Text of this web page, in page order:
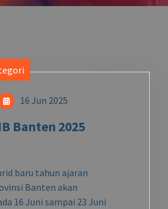
16 Jun 2025
Banten 2025
baru tahun ajaran
Banten akan
16 Juni sampai 23 Juni